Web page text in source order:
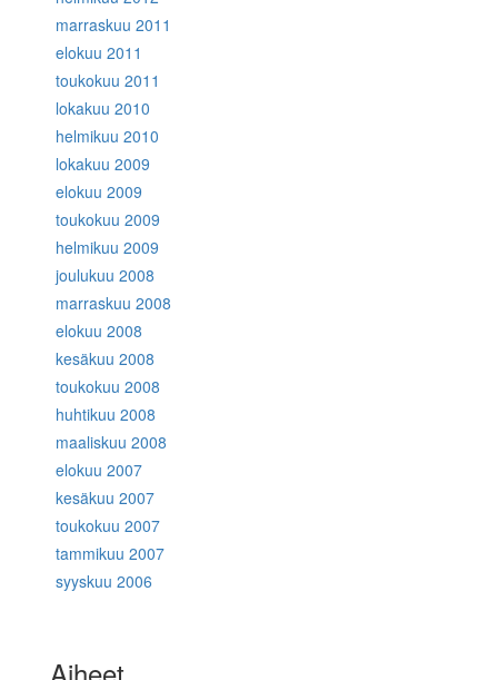
marraskuu 2011
elokuu 2011
toukokuu 2011
lokakuu 2010
helmikuu 2010
lokakuu 2009
elokuu 2009
toukokuu 2009
helmikuu 2009
joulukuu 2008
marraskuu 2008
elokuu 2008
kesäkuu 2008
toukokuu 2008
huhtikuu 2008
maaliskuu 2008
elokuu 2007
kesäkuu 2007
toukokuu 2007
tammikuu 2007
syyskuu 2006